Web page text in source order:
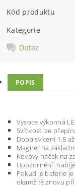
Kód produktu
Kategorie
Dotaz
POPIS
Vysoce výkonná
Svítivost lze
Doba svícení 1,5
Magnet na
Kovový háček na
Upozornění:
Pokud je baterie
okamžitě znovu